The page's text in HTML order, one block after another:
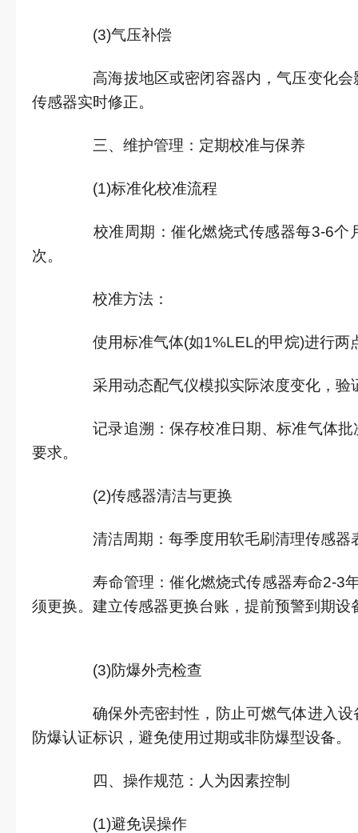
(3)气压补偿
高海拔地区或密闭容器内，气压变化会
传感器实时修正。
三、维护管理：定期校准与保养
(1)标准化校准流程
校准周期：催化燃烧式传感器每3-6个
次。
校准方法：
使用标准气体(如1%LEL的甲烷)进行两
采用动态配气仪模拟实际浓度变化，验
记录追溯：保存校准日期、标准气体批
要求。
(2)传感器清洁与更换
清洁周期：每季度用软毛刷清理传感器
寿命管理：催化燃烧式传感器寿命2-3
须更换。建立传感器更换台账，提前预警到期设
(3)防爆外壳检查
确保外壳密封性，防止可燃气体进入设
防爆认证标识，避免使用过期或非防爆型设备。
四、操作规范：人为因素控制
(1)避免误操作